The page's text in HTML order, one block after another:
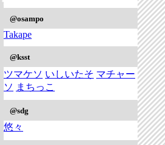
@osampo
Takape
@ksst
ツマケソ いしいたそ マチャー
ソ まちっこ
@sdg
悠々